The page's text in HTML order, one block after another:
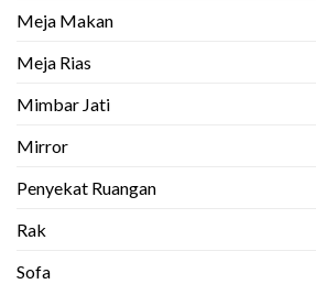
Meja Makan
Meja Rias
Mimbar Jati
Mirror
Penyekat Ruangan
Rak
Sofa